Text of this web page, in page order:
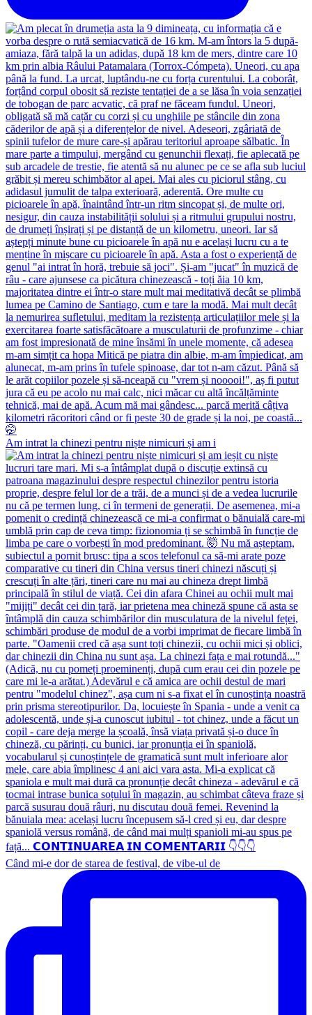
Am intrat la chinezi pentru niște nimicuri și am i
Când mi-e dor de starea de festival, de vibe-ul de